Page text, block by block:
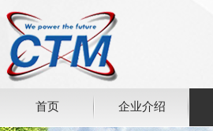
首页 企业介绍